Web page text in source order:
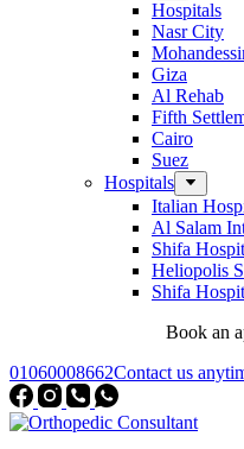
Hospitals
Nasr City
Giza
Al Rehab
Fifth
Cairo
Suez
Hospitals
Italian
Al Salam
Shifa
Heliopolis
Shifa
Book an
01060008662Contact us